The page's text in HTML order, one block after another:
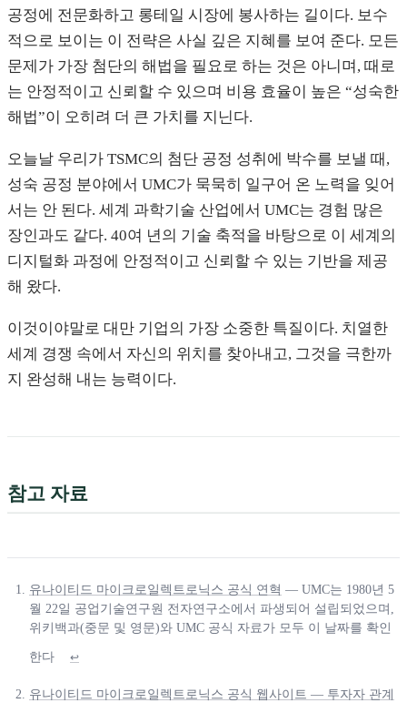
공정에 전문화하고 롱테일 시장에 봉사하는 길이다. 보수
적으로 보이는 이 전략은 사실 깊은 지혜를 보여 준다. 모든
문제가 가장 첨단의 해법을 필요로 하는 것은 아니며, 때로
는 안정적이고 신뢰할 수 있으며 비용 효율이 높은 “성숙한
해법”이 오히려 더 큰 가치를 지닌다.
오늘날 우리가 TSMC의 첨단 공정 성취에 박수를 보낼 때,
성숙 공정 분야에서 UMC가 묵묵히 일구어 온 노력을 잊어
서는 안 된다. 세계 과학기술 산업에서 UMC는 경험 많은
장인과도 같다. 40여 년의 기술 축적을 바탕으로 이 세계의
디지털화 과정에 안정적이고 신뢰할 수 있는 기반을 제공
해 왔다.
이것이야말로 대만 기업의 가장 소중한 특질이다. 치열한
세계 경쟁 속에서 자신의 위치를 찾아내고, 그것을 극한까
지 완성해 내는 능력이다.
참고 자료
유나이티드 마이크로일렉트로닉스 공식 연혁 — UMC는 1980년 5
월 22일 공업기술연구원 전자연구소에서 파생되어 설립되었으며,
위키백과(중문 및 영문)와 UMC 공식 자료가 모두 이 날짜를 확인
한다 ↩
유나이티드 마이크로일렉트로닉스 공식 웹사이트 — 투자자 관계